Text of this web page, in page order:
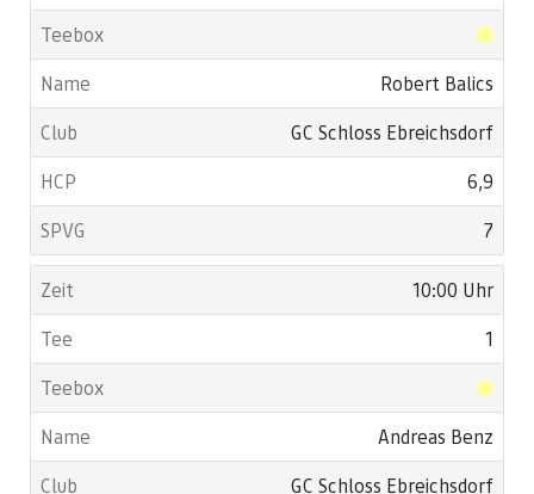
Robert Balics
GC Schloss Ebreichsdorf
6,9
7
10:00 Uhr
1
Andreas Benz
GC Schloss Ebreichsdorf